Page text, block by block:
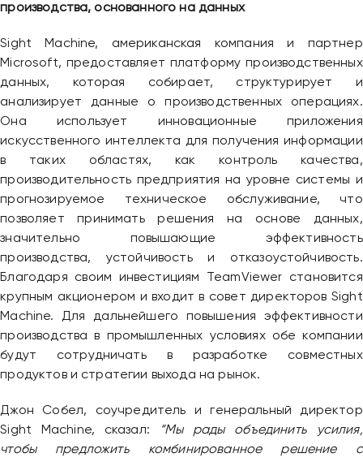
производства, основанного на данных
Sight Machine, американская компания и партнер
Microsoft, предоставляет платформу производственных
данных, которая собирает, структурирует и
анализирует данные о производственных операциях.
Она использует инновационные приложения
искусственного интеллекта для получения информации
в таких областях, как контроль качества,
производительность предприятия на уровне системы и
прогнозируемое техническое обслуживание, что
позволяет принимать решения на основе данных,
значительно повышающие эффективность
производства, устойчивость и отказоустойчивость.
Благодаря своим инвестициям TeamViewer становится
крупным акционером и входит в совет директоров Sight
Machine. Для дальнейшего повышения эффективности
производства в промышленных условиях обе компании
будут сотрудничать в разработке совместных
продуктов и стратегии выхода на рынок.
Джон Собел, соучредитель и генеральный директор
Sight Machine, сказал:
“Мы рады объединить усилия,
чтобы предложить комбинированное решение с